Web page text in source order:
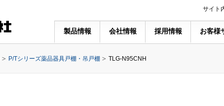
サイト
製品情報 会社情報 採用情報 お客様
P/Tシリーズ薬品器具戸棚・吊戸棚 TLG-N95CNH